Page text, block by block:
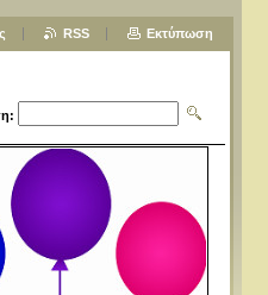
RSS Εκτύπωση